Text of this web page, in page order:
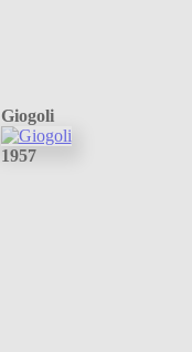
Giogoli
1957